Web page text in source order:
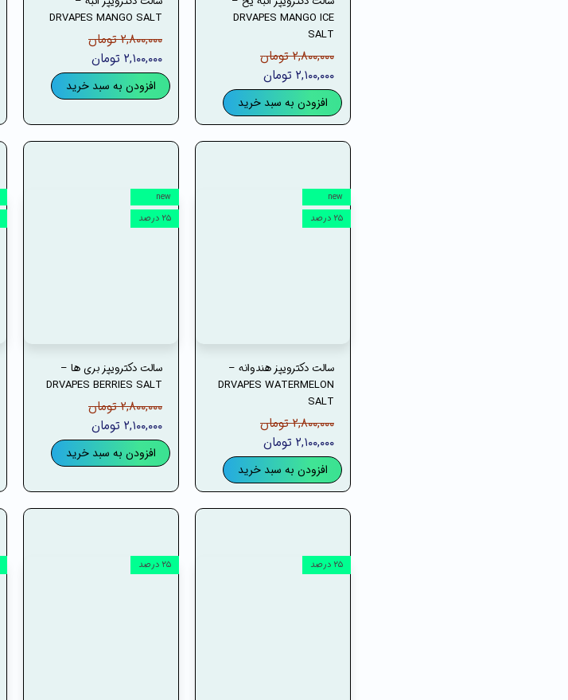
DRVAPES MANGO ICE
SALT
۲,۸۰۰,۰۰۰ تومان
۲,۱۰۰,۰۰۰ تومان
افزودن به سبد خرید
DRVAPES MANGO SALT
۲,۸۰۰,۰۰۰ تومان
۲,۱۰۰,۰۰۰ تومان
افزودن به سبد خرید
سالت دکترویپز هندوانه –
DRVAPES WATERMELON
SALT
۲,۸۰۰,۰۰۰ تومان
۲,۱۰۰,۰۰۰ تومان
افزودن به سبد خرید
new
۲۵ درصد
سالت دکترویپز بری ها –
DRVAPES BERRIES SALT
۲,۸۰۰,۰۰۰ تومان
۲,۱۰۰,۰۰۰ تومان
افزودن به سبد خرید
new
۲۵ درصد
۲۵ درصد ۲۵ درصد